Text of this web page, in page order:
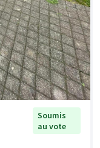
Soumis
au vote